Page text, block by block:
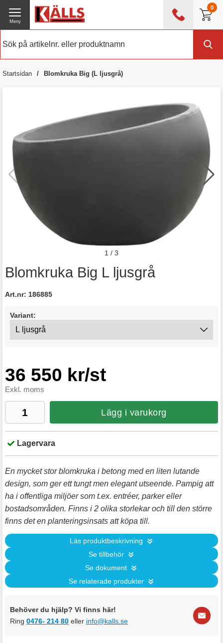
0
0476 - 214 80
Meny
Startsidan Blomkruka Big (L ljusgrå)
Blomkruka Big L ljusgrå
Art.nr: 186885
Variant:
36 550 kr/st
Exkl. moms
Lägg i varukorg
Lagervara
En mycket stor blomkruka i betong med en liten lutande
design, som ger ett tungt men elegant utseende. Pampig att
ha i offentliga miljöer som t.ex. entréer, parker eller
bostadsområden. Finns i 2 olika storlekar och till den större
finns det en planteringsinsats att köpa till.
Läs produktbeskrivning
Se tillbehör
Se dokument
Se relaterade produkter
Behöver du hjälp? Vi finns här!
Ring 0476- 214 80 eller info@kalls.se
1 / 3